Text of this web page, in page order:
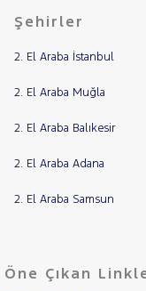
Şehirler
2. El Araba İstanbul
2. El Araba Muğla
2. El Araba Balıkesir
2. El Araba Adana
2. El Araba Samsun
Öne Çıkan